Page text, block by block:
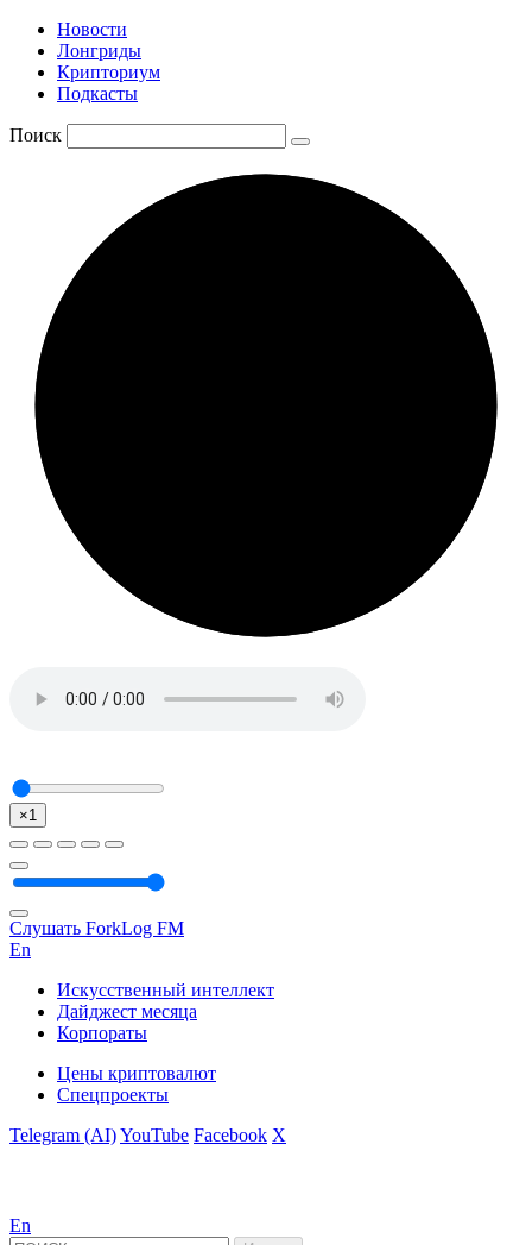
Новости
Лонгриды
Крипториум
Подкасты
Поиск
×1
Слушать ForkLog FM
En
Искусственный интеллект
Дайджест месяца
Корпораты
Цены криптовалют
Спецпроекты
Telegram (AI)YouTube Facebook X
En